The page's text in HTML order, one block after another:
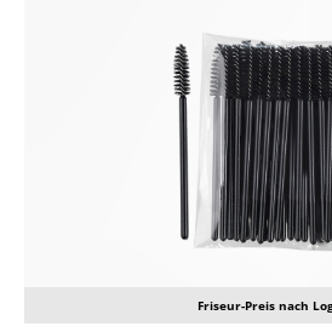
Friseur-Preis nach